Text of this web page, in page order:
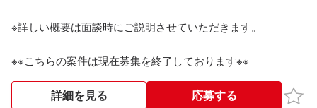
10:00～19:00
＜備考＞
・日報の提出をお願いする場合があります。
※詳しい概要は面談時にご説明させていただきます。
※※こちらの案件は現在募集を終了しております※※​
詳細を見る 応募する お気